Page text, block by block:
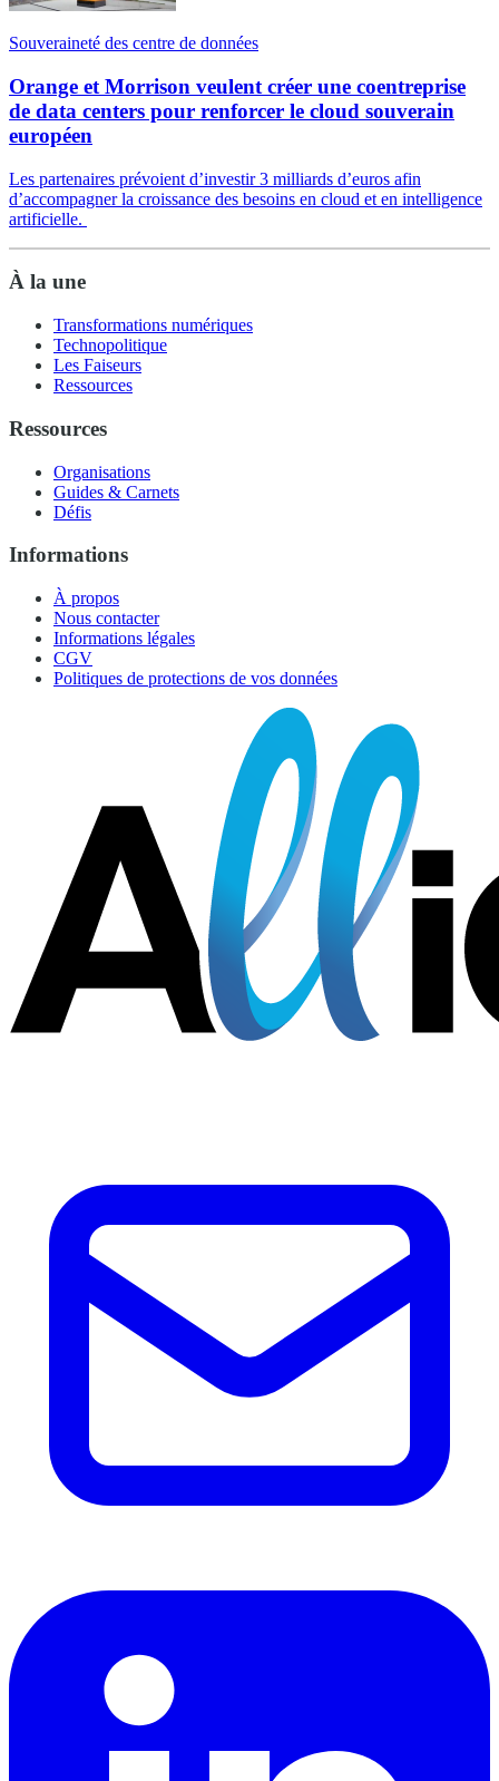
Souveraineté des centre de données
Orange et Morrison veulent créer une coentreprise
de data centers pour renforcer le cloud souverain
européen
Les partenaires prévoient d’investir 3 milliards d’euros afin
d’accompagner la croissance des besoins en cloud et en intelligence
artificielle.
À la une
Transformations numériques
Technopolitique
Les Faiseurs
Ressources
Ressources
Organisations
Guides & Carnets
Défis
Informations
À propos
Nous contacter
Informations légales
CGV
Politiques de protections de vos données